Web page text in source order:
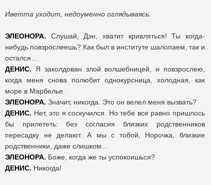
Иветта уходит, недоуменно оглядываясь.
ЭЛЕОНОРА. Слушай, Дэн, хватит кривляться! Ты когда-
нибудь повзрослеешь? Как был в институте шалопаем, так и
остался…
ДЕНИС. Я заколдован злой волшебницей, и повзрослею,
когда меня снова полюбит однокурсница, холодная, как
море в Марбелье.
ЭЛЕОНОРА. Значит, никогда. Это он велел меня вызвать?
ДЕНИС. Нет, это я соскучился. Но тебе все равно пришлось
бы прилететь: без согласия близких родственников
пересадку не делают. А мы с тобой, Норочка, близкие
родственники, даже слишком…
ЭЛЕОНОРА. Боже, когда же ты успокоишься?
ДЕНИС. Никогда!